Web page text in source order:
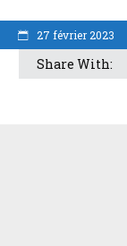
27 février 2023
Share With: